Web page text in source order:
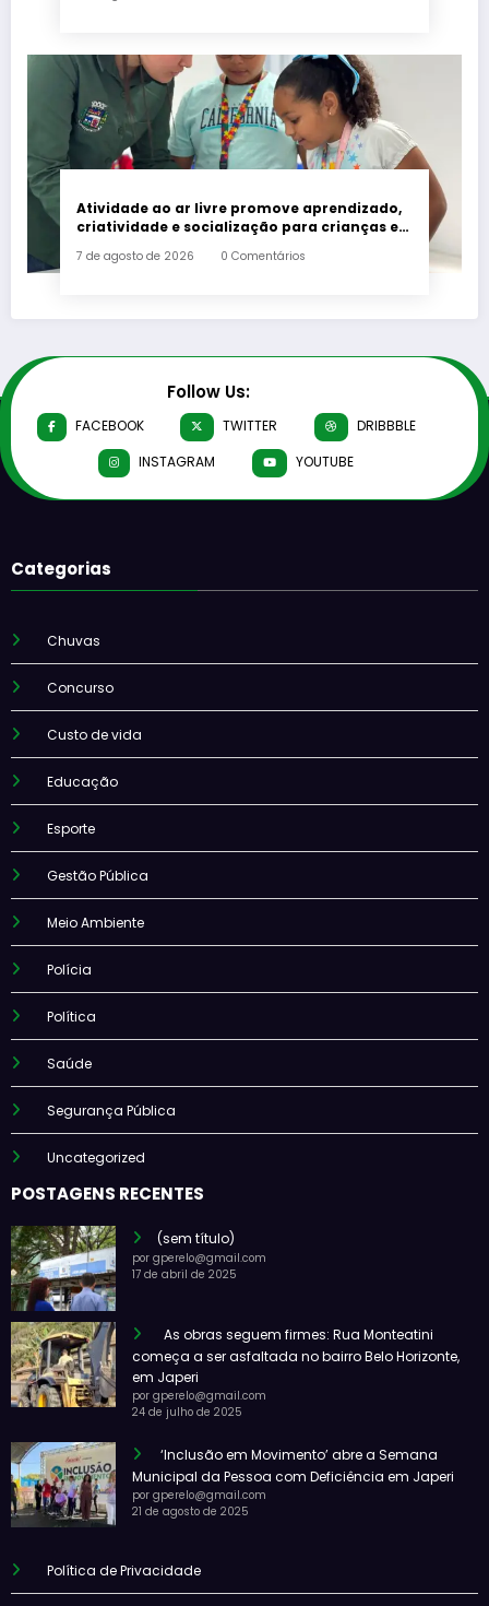
Atividade ao ar livre promove aprendizado,
criatividade e socialização para crianças e
7 de agosto de 2026 0 Comentários
Follow Us:
FACEBOOK TWITTER
DRIBBBLE
INSTAGRAM
YOUTUBE
Categorias
Chuvas
Concurso
Custo de vida
Educação
Esporte
Gestão Pública
Meio Ambiente
Polícia
Política
Saúde
Segurança Pública
Uncategorized
POSTAGENS RECENTES
(sem título)
por gperelo@gmail.com
17 de abril de 2025
As obras seguem firmes: Rua Monteatini
começa a ser asfaltada no bairro Belo Horizonte,
em Japeri
por gperelo@gmail.com
24 de julho de 2025
‘Inclusão em Movimento’ abre a Semana
Municipal da Pessoa com Deficiência em Japeri
por gperelo@gmail.com
21 de agosto de 2025
Política de Privacidade